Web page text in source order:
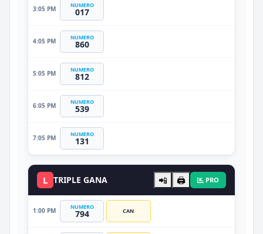
3:05 PM NUMERO
017
4:05 PM NUMERO
860
5:05 PM NUMERO
812
6:05 PM NUMERO
539
7:05 PM NUMERO
131
L TRIPLE GANA 📲 🖨️ PRO
1:00 PM NUMERO
794 CAN